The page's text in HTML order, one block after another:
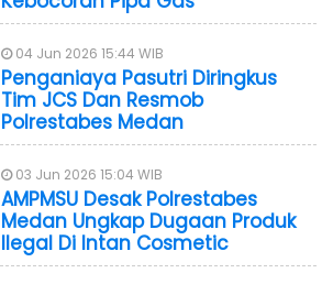
04 Jun 2026 15:44 WIB
Penganiaya Pasutri Diringkus
Tim JCS Dan Resmob
Polrestabes Medan
03 Jun 2026 15:04 WIB
AMPMSU Desak Polrestabes
Medan Ungkap Dugaan Produk
Ilegal Di Intan Cosmetic